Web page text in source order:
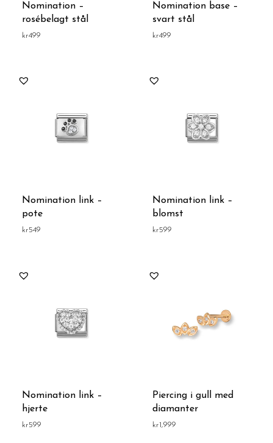
Nomination –
rosébelagt stål
kr499
Nomination base –
svart stål
kr499
Nomination link –
pote
kr549
Nomination link –
blomst
kr599
Nomination link –
hjerte
kr599
Piercing i gull med
diamanter
kr1,999